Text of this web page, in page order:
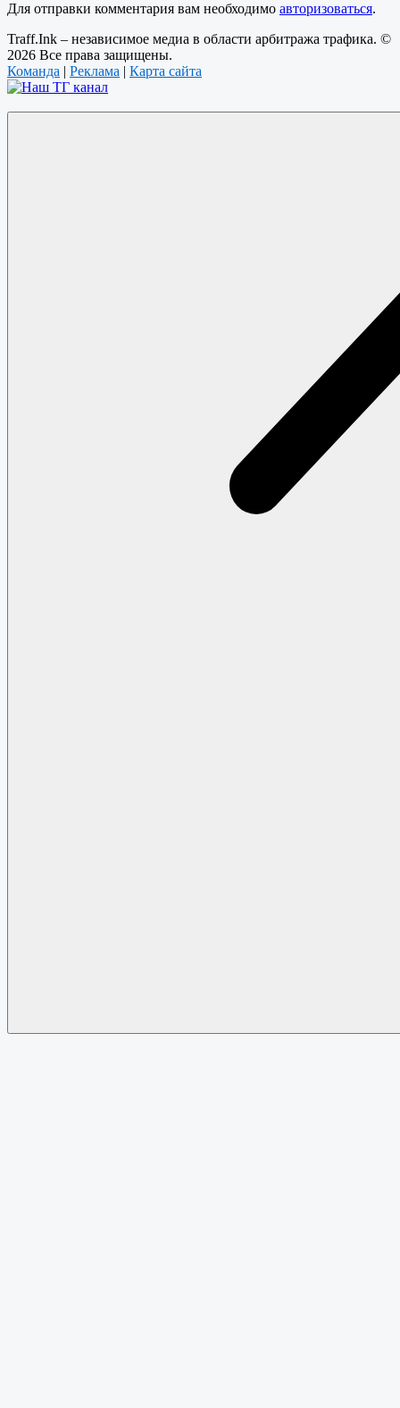
Для отправки комментария вам необходимо авторизоваться.
Traff.Ink – независимое медиа в области арбитража трафика. ©
2026 Все права защищены.
Команда | Реклама | Карта сайта